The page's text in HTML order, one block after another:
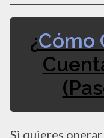
¿Cómo
Si quieres